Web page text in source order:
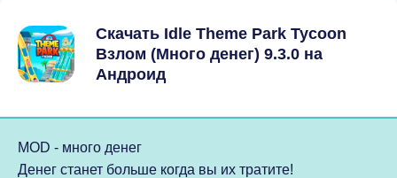
Скачать Idle Theme Park Tycoon
Взлом (Много денег) 9.3.0 на
Андроид
MOD - много денег
Денег станет больше когда вы их тратите!